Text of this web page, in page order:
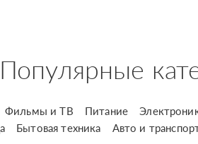
Популярные
Фильмы и ТВ Питание
Бытовая техника Авто и